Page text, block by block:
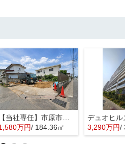
【当社専任】市原市辰巳台東4丁目 売り土地
万円/ 184.36㎡ 3,290万円/